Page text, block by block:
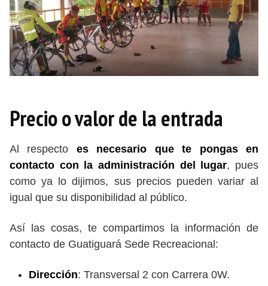
Precio o valor de la entrada
Al respecto es necesario que te pongas en
contacto con la administración del lugar, pues
como ya lo dijimos, sus precios pueden variar al
igual que su disponibilidad al público.
Así las cosas, te compartimos la información de
contacto de Guatiguará Sede Recreacional:
Dirección: Transversal 2 con Carrera 0W.